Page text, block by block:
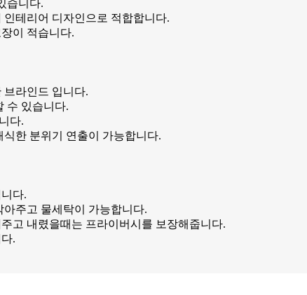
습니다.
테리어 디자인으로 적합합니다.
이 적습니다.
브라인드 입니다.
수 있습니다.
다.
한 분위기 연출이 가능합니다.
다.
주고 물세탁이 가능합니다.
고 내렸을때는 프라이버시를 보장해줍니다.
.